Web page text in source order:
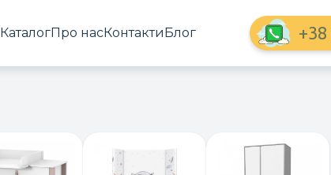
КаталогПро насКонтактиБлог +38